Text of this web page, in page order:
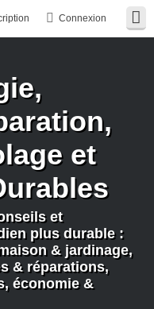
Connexion
et
et
plus durable :
& jardinage,
& réparations,
économie &